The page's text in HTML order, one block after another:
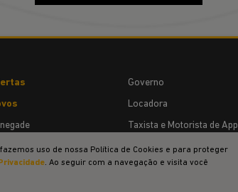
Governo
Locadora
Taxista e Motorista de App
Agende um test-drive
Jeep Acessível
uso de nossa Política de Cookies e para proteger
. Ao seguir com a navegação e visita você